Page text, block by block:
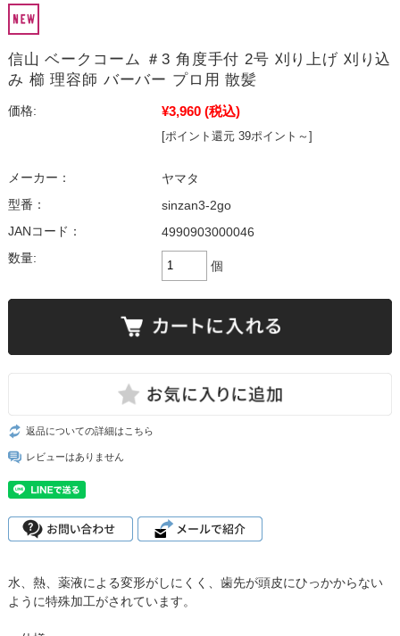
信山 ベークコーム ＃3 角度手付 2号 刈り上げ 刈り込
み 櫛 理容師 バーバー プロ用 散髪
価格: ¥3,960 (税込)
[ポイント還元 39ポイント～]
メーカー：
ヤマタ
型番：
sinzan3-2go
JANコード：
4990903000046
数量:
個
返品についての詳細はこちら
レビューはありません
水、熱、薬液による変形がしにくく、歯先が頭皮にひっかからない
ように特殊加工がされています。